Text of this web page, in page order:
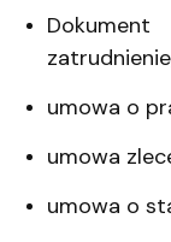
umowa o
umowa
umowa o